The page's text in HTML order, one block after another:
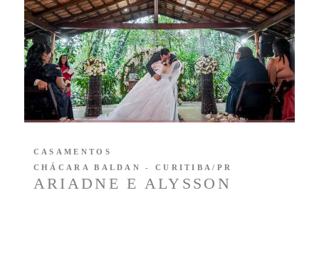
ARIADNE E ALYSSON
CASAMENTOS
CHÁCARA BALDAN - CURITIBA/PR